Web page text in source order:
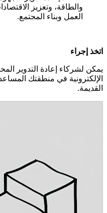
والطاقة، وتعزيز
العمل وبناء المجتمع.
اتخذ إجراء
يمكن لشركاء إعادة التدوير
الإلكترونية في منطقتك
القديمة.